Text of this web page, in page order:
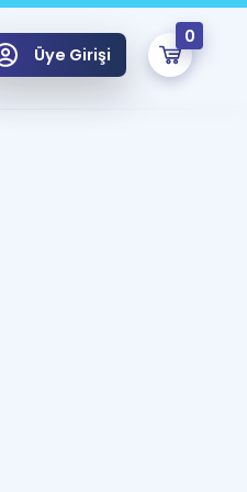
Üye Girişi
0
onlarca eğitim seni bekliyor!